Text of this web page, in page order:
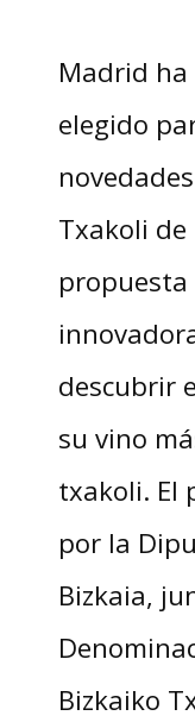
Madrid ha
elegido
Txakoli de
descubrir
su vino
txakoli. El
por la
Bizkaia,
Bizkaiko